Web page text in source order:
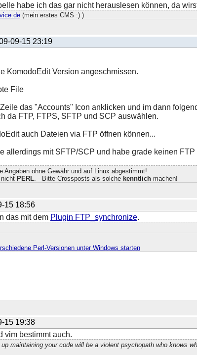
habe ich das gar nicht herauslesen können, da
(mein erstes CMS :) )
09-15 23:19
KomodoEdit Version angeschmissen.
File
das "Accounts" Icon anklicken und im dann
da FTP, FTPS, SFTP und SCP auswählen.
auch Dateien via FTP öffnen können...
allerdings mit SFTP/SCP und habe grade keinen
Angaben ohne Gewähr und auf Linux abgestimmt!
, nicht PERL. - Bitte Crossposts als solche kenntlichmachen!
15 18:56
das mit dem Plugin FTP_synchronize.
Perl-Versionen unter Windows starten
15 19:38
vim bestimmt auch.
maintaining your code will be a violent psychopath who knows